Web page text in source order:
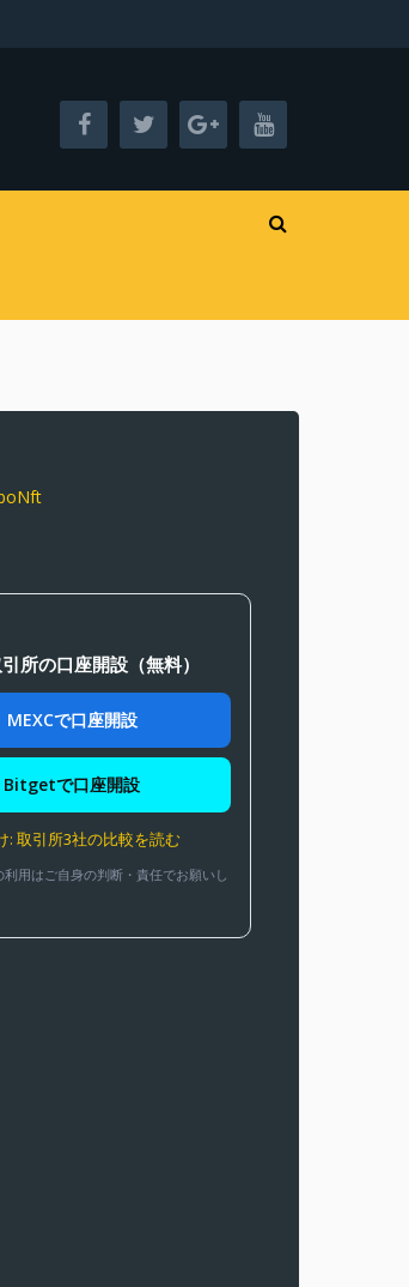
所の口座開設（無料）
MEXCで口座開設
Bitgetで口座開設
: 取引所3社の比較を読む
用はご自身の判断・責任でお願いし